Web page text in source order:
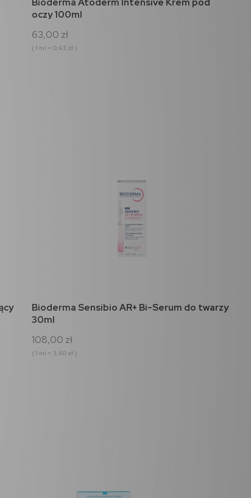
oczy 100ml
63,00 zł
( 1 ml = 0,63 zł )
do koszyka
Bioderma Sensibio AR+ Bi-Serum do twarzy
30ml
108,00 zł
( 1 ml = 3,60 zł )